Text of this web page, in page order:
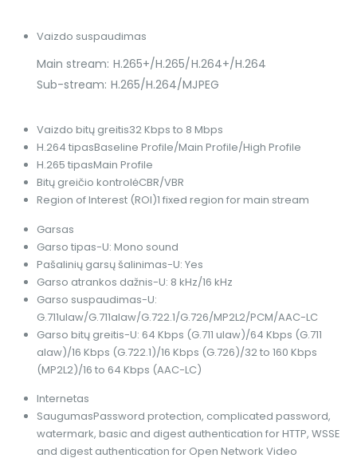
Vaizdo suspaudimas
Main stream: H.265+/H.265/H.264+/H.264
Sub-stream: H.265/H.264/MJPEG
Vaizdo bitų greitis32 Kbps to 8 Mbps
H.264 tipasBaseline Profile/Main Profile/High Profile
H.265 tipasMain Profile
Bitų greičio kontrolėCBR/VBR
Region of Interest (ROI)1 fixed region for main stream
Garsas
Garso tipas-U: Mono sound
Pašalinių garsų šalinimas-U: Yes
Garso atrankos dažnis-U: 8 kHz/16 kHz
Garso suspaudimas-U:
G.711ulaw/G.711alaw/G.722.1/G.726/MP2L2/PCM/AAC-LC
Garso bitų greitis-U: 64 Kbps (G.711 ulaw)/64 Kbps (G.711
alaw)/16 Kbps (G.722.1)/16 Kbps (G.726)/32 to 160 Kbps
(MP2L2)/16 to 64 Kbps (AAC-LC)
Internetas
SaugumasPassword protection, complicated password,
watermark, basic and digest authentication for HTTP, WSSE
and digest authentication for Open Network Video